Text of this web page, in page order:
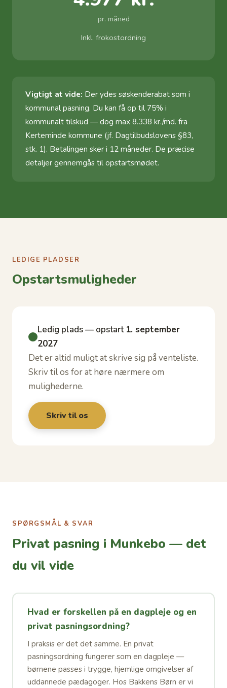
pr. måned
Inkl. frokostordning
Vigtigt at vide: Der ydes søskenderabat som i
kommunal pasning. Du kan få op til 75% i
kommunalt tilskud — dog max 8.338 kr./md. fra
Kerteminde kommune (jf. Dagtilbudslovens §83,
stk. 1). Betalingen sker i 12 måneder. De præcise
detaljer gennemgås til opstartsmødet.
LEDIGE PLADSER
Opstartsmuligheder
Ledig plads — opstart 1. september
2027
Det er altid muligt at skrive sig på venteliste.
Skriv til os for at høre nærmere om
mulighederne.
Skriv til os
SPØRGSMÅL & SVAR
Privat pasning i Munkebo — det
du vil vide
Hvad er forskellen på en dagpleje og en
privat pasningsordning?
I praksis er det det samme. En privat
pasningsordning fungerer som en dagpleje —
børnene passes i trygge, hjemlige omgivelser af
uddannede pædagoger. Hos Bakkens Børn er vi